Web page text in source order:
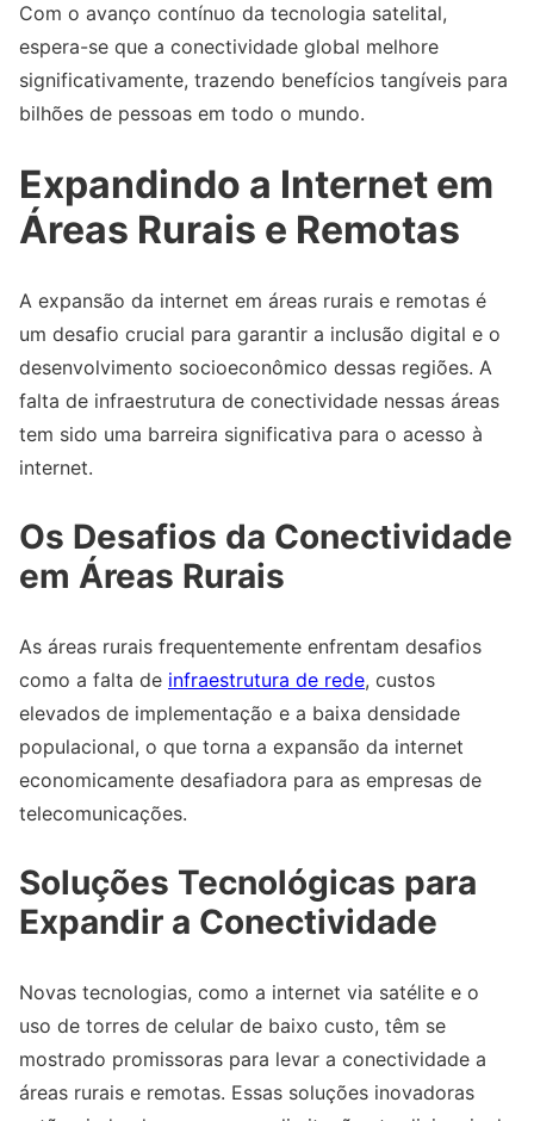
Com o avanço contínuo da tecnologia satelital,
espera-se que a conectividade global melhore
significativamente, trazendo benefícios tangíveis para
bilhões de pessoas em todo o mundo.
Expandindo a Internet em
Áreas Rurais e Remotas
A expansão da internet em áreas rurais e remotas é
um desafio crucial para garantir a inclusão digital e o
desenvolvimento socioeconômico dessas regiões. A
falta de infraestrutura de conectividade nessas áreas
tem sido uma barreira significativa para o acesso à
internet.
Os Desafios da Conectividade
em Áreas Rurais
As áreas rurais frequentemente enfrentam desafios
como a falta de infraestrutura de rede, custos
elevados de implementação e a baixa densidade
populacional, o que torna a expansão da internet
economicamente desafiadora para as empresas de
telecomunicações.
Soluções Tecnológicas para
Expandir a Conectividade
Novas tecnologias, como a internet via satélite e o
uso de torres de celular de baixo custo, têm se
mostrado promissoras para levar a conectividade a
áreas rurais e remotas. Essas soluções inovadoras